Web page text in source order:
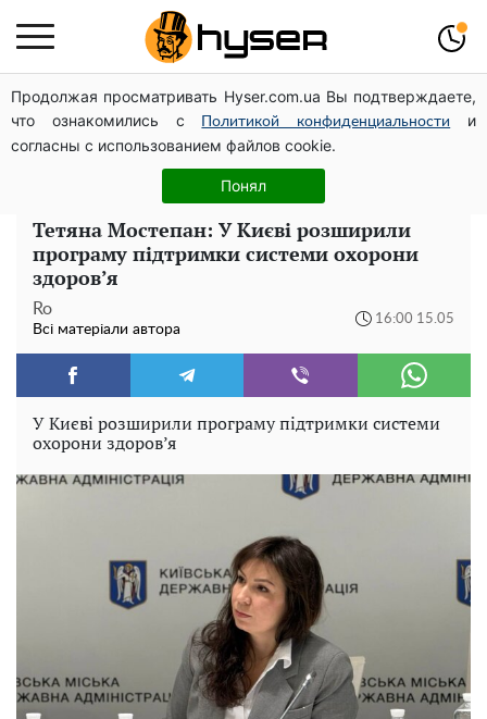
Продолжая просматривать Hyser.com.ua Вы подтверждаете,
что ознакомились с
Политикой конфиденциальности
и
согласны с использованием файлов cookie.
Понял
Гола Олена Тополя у цікавих позах змусила відвисати
щелепи: злив відео – було лише початком
Жаль, що таке зараз не роблять для села: як виглядав
рідкісний ЗАЗ "Таврія" італійської збірки
Тетяна Мостепан: У Києві розширили
програму підтримки системи охорони
здоров’я
Ro
Всі матеріали автора
16:00 15.05
У Києві розширили програму підтримки системи
охорони здоров’я